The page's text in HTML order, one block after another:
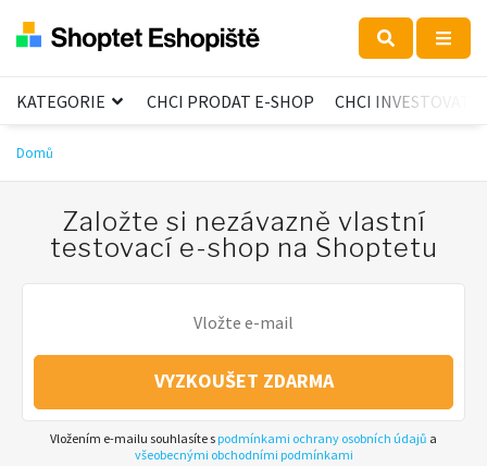
KATEGORIE CHCI PRODAT E-SHOP CHCI INVESTOVAT
Domů
Založte si nezávazně vlastní
testovací e-shop na Shoptetu
VYZKOUŠET ZDARMA
Vložením e-mailu souhlasíte s podmínkami ochrany osobních údajů a
všeobecnými obchodními podmínkami